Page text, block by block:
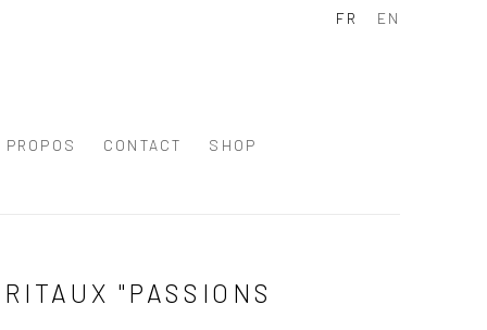
PROPOS CONTACT SHOP
FR EN
"PASSIONS